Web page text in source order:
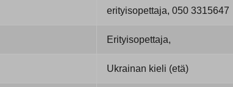
erityisopettaja, 050 3315647
Erityisopettaja,
Ukrainan kieli (etä)